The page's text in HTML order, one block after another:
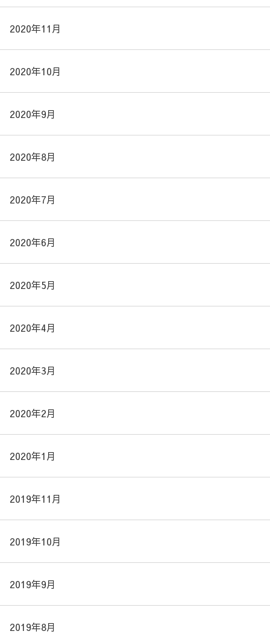
2020年11月
2020年10月
2020年9月
2020年8月
2020年7月
2020年6月
2020年5月
2020年4月
2020年3月
2020年2月
2020年1月
2019年11月
2019年10月
2019年9月
2019年8月